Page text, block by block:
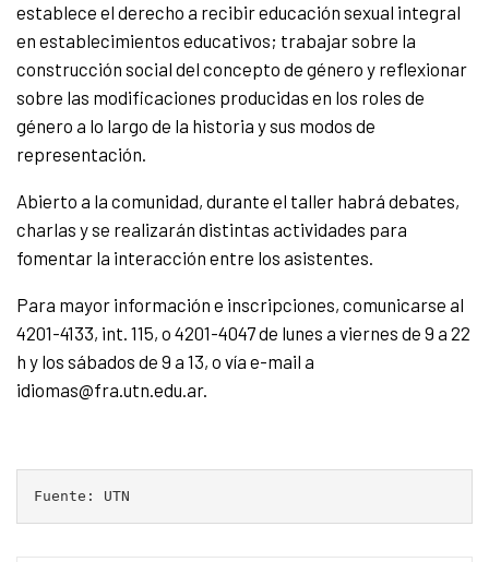
establece el derecho a recibir educación sexual integral
en establecimientos educativos; trabajar sobre la
construcción social del concepto de género y reflexionar
sobre las modificaciones producidas en los roles de
género a lo largo de la historia y sus modos de
representación.
Abierto a la comunidad, durante el taller habrá debates,
charlas y se realizarán distintas actividades para
fomentar la interacción entre los asistentes.
Para mayor información e inscripciones, comunicarse al
4201-4133, int. 115, o 4201-4047 de lunes a viernes de 9 a 22
h y los sábados de 9 a 13, o vía e-mail a
idiomas@fra.utn.edu.ar.
Fuente: UTN